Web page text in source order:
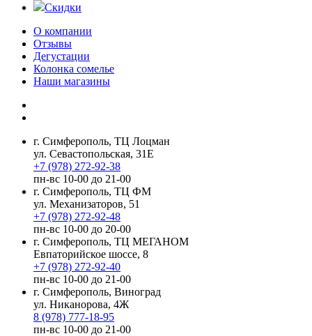
Скидки
О компании
Отзывы
Дегустации
Колонка сомелье
Наши магазины
г. Симферополь, ТЦ Лоцман
ул. Севастопольская, 31Е
+7 (978) 272-92-38
пн-вс 10-00 до 21-00
г. Симферополь, ТЦ ФМ
ул. Механизаторов, 51
+7 (978) 272-92-48
пн-вс 10-00 до 20-00
г. Симферополь, ТЦ МЕГАНОМ
Евпаторийское шоссе, 8
+7 (978) 272-92-40
пн-вс 10-00 до 21-00
г. Симферополь, Виноград
ул. Никанорова, 4Ж
8 (978) 777-18-95
пн-вс 10-00 до 21-00